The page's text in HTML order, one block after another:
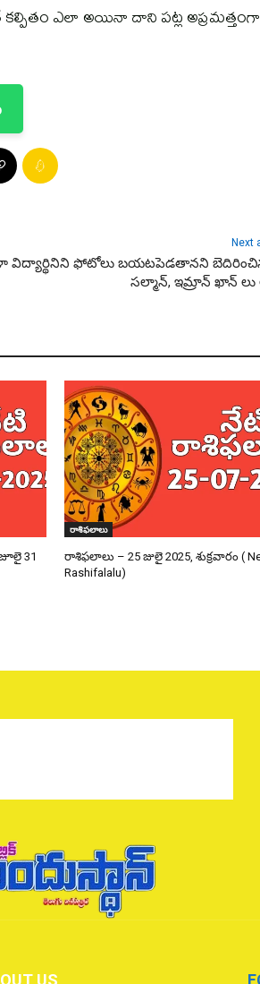
ఎలా అయినా దాని పట్ల అప్రమత్తంగా
Next
ఫోటోలు బయటపెడతానని
సల్మాన్, ఇమ్రాన్ ఖాన్ లు
31
రాశిఫలాలు
రాశిఫలాలు – 25 జులై 2025, శుక్రవారం (
Rashifalalu)
US